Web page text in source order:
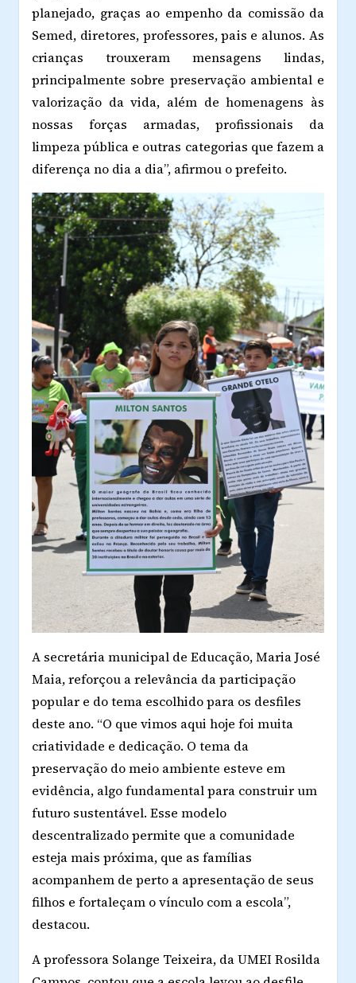
planejado, graças ao empenho da comissão da
Semed, diretores, professores, pais e alunos. As
crianças trouxeram mensagens lindas,
principalmente sobre preservação ambiental e
valorização da vida, além de homenagens às
nossas forças armadas, profissionais da
limpeza pública e outras categorias que fazem a
diferença no dia a dia”, afirmou o prefeito.
A secretária municipal de Educação, Maria José
Maia, reforçou a relevância da participação
popular e do tema escolhido para os desfiles
deste ano. “O que vimos aqui hoje foi muita
criatividade e dedicação. O tema da
preservação do meio ambiente esteve em
evidência, algo fundamental para construir um
futuro sustentável. Esse modelo
descentralizado permite que a comunidade
esteja mais próxima, que as famílias
acompanhem de perto a apresentação de seus
filhos e fortaleçam o vínculo com a escola”,
destacou.
A professora Solange Teixeira, da UMEI Rosilda